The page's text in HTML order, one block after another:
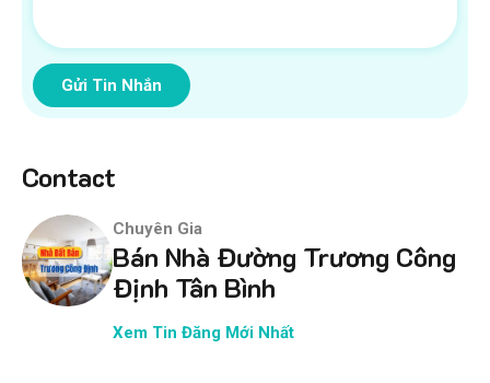
Gửi Tin Nhắn
Contact
Chuyên Gia
Bán Nhà Đường Trương Công
Định Tân Bình
Xem Tin Đăng Mới Nhất